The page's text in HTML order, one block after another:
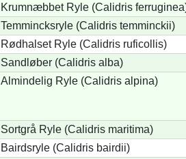
Krumnæbbet Ryle (Calidris
Temmincksryle (Calidris temminckii)
Rødhalset Ryle (Calidris ruficollis)
Sandløber (Calidris alba)
Almindelig Ryle (Calidris alpina)
Sortgrå Ryle (Calidris maritima)
Bairdsryle (Calidris bairdii)